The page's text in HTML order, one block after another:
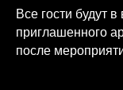
Все гости будут
приглашенного
после